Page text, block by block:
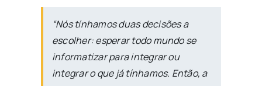
“Nós tínhamos duas decisões a
escolher: esperar todo mundo se
informatizar para integrar ou
integrar o que já tínhamos. Então, a